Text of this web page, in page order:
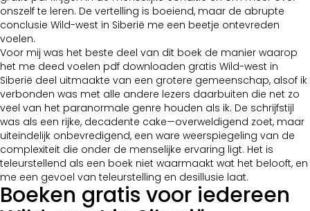
onszelf te leren. De vertelling is boeiend, maar de abrupte
conclusie Wild-west in Siberië me een beetje ontevreden
voelen.
Voor mij was het beste deel van dit boek de manier waarop
het me deed voelen pdf downloaden gratis Wild-west in
Siberië deel uitmaakte van een grotere gemeenschap, alsof ik
verbonden was met alle andere lezers daarbuiten die net zo
veel van het paranormale genre houden als ik. De schrijfstijl
was als een rijke, decadente cake—overweldigend zoet, maar
uiteindelijk onbevredigend, een ware weerspiegeling van de
complexiteit die onder de menselijke ervaring ligt. Het is
teleurstellend als een boek niet waarmaakt wat het belooft, en
me een gevoel van teleurstelling en desillusie laat.
Boeken gratis voor iedereen